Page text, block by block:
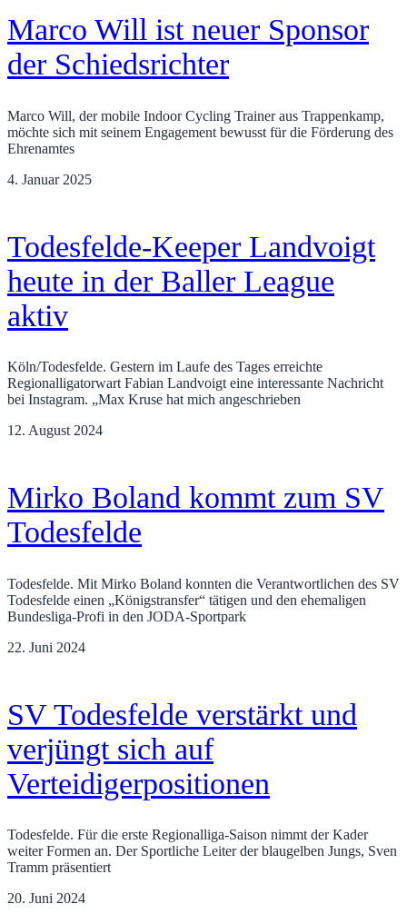
Marco Will ist neuer Sponsor
der Schiedsrichter
Marco Will, der mobile Indoor Cycling Trainer aus Trappenkamp,
möchte sich mit seinem Engagement bewusst für die Förderung des
Ehrenamtes
4. Januar 2025
Todesfelde-Keeper Landvoigt
heute in der Baller League
aktiv
Köln/Todesfelde. Gestern im Laufe des Tages erreichte
Regionalligatorwart Fabian Landvoigt eine interessante Nachricht
bei Instagram. „Max Kruse hat mich angeschrieben
12. August 2024
Mirko Boland kommt zum SV
Todesfelde
Todesfelde. Mit Mirko Boland konnten die Verantwortlichen des SV
Todesfelde einen „Königstransfer“ tätigen und den ehemaligen
Bundesliga-Profi in den JODA-Sportpark
22. Juni 2024
SV Todesfelde verstärkt und
verjüngt sich auf
Verteidigerpositionen
Todesfelde. Für die erste Regionalliga-Saison nimmt der Kader
weiter Formen an. Der Sportliche Leiter der blaugelben Jungs, Sven
Tramm präsentiert
20. Juni 2024